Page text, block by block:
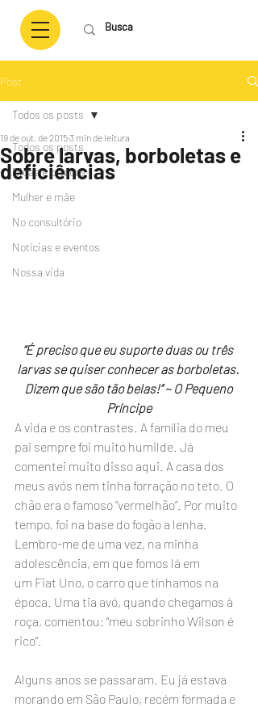
Post
Todos os posts
Dicas e pitacos
Mulher e mãe
No consultório
Notícias e eventos
Nossa vida
Todos os posts
Sobre larvas, borboletas e
deficiências
19 de out. de 20153 min de leitura
“É preciso que eu suporte duas ou três
larvas se quiser conhecer as borboletas.
Dizem que são tão belas!” ~ O Pequeno
Príncipe
A vida e os contrastes. A família do meu
pai sempre foi muito humilde. Já
comentei muito disso aqui. A casa dos
meus avós nem tinha forração no teto. O
chão era o famoso “vermelhão”. Por muito
tempo, foi na base do fogão a lenha.
Lembro-me de uma vez, na minha
adolescência, em que fomos lá em
um Fiat Uno, o carro que tínhamos na
época. Uma tia avó, quando chegamos à
roça, comentou: “meu sobrinho Wilson é
rico”.
Alguns anos se passaram. Eu já estava
morando em São Paulo, recém formada e